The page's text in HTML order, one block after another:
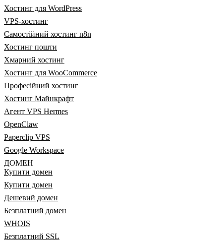
Хостинг для WordPress
VPS-хостинг
Самостійний хостинг n8n
Хостинг пошти
Хмарний хостинг
Хостинг для WooCommerce
Професійний хостинг
Хостинг Майнкрафт
Агент VPS Hermes
OpenClaw
Paperclip VPS
Google Workspace
ДОМЕН
Купити домен
Купити домен
Дешевий домен
Безплатний домен
WHOIS
Безплатний SSL